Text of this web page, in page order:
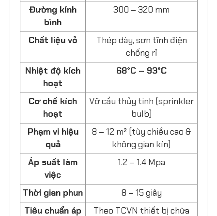
Đường kính
bình
300 – 320 mm
Chất liệu vỏ
Thép dày, sơn tĩnh điện
chống rỉ
Nhiệt độ kích
hoạt
68°C – 93°C
Cơ chế kích
hoạt
Vỡ cầu thủy tinh (sprinkler
bulb)
Phạm vi hiệu
quả
8 – 12 m² (tùy chiều cao &
không gian kín)
Áp suất làm
việc
1.2 – 1.4 Mpa
Thời gian phun
8 – 15 giây
Tiêu chuẩn áp
Theo TCVN thiết bị chữa